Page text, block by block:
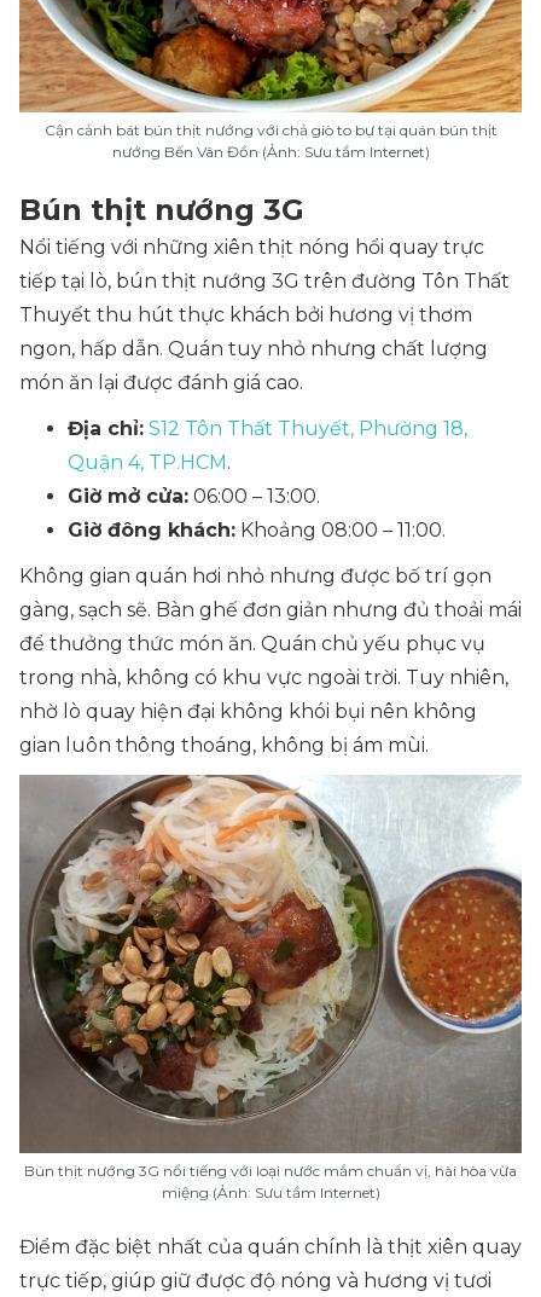
Cận cảnh bát bún thịt nướng với chả giò to bự tại quán bún thịt
nướng Bến Vân Đồn (Ảnh: Sưu tầm Internet)
Bún thịt nướng 3G
Nổi tiếng với những xiên thịt nóng hổi quay trực
tiếp tại lò, bún thịt nướng 3G trên đường Tôn Thất
Thuyết thu hút thực khách bởi hương vị thơm
ngon, hấp dẫn. Quán tuy nhỏ nhưng chất lượng
món ăn lại được đánh giá cao.
Địa chỉ: S12 Tôn Thất Thuyết, Phường 18,
Quận 4, TP.HCM.
Giờ mở cửa: 06:00 – 13:00.
Giờ đông khách: Khoảng 08:00 – 11:00.
Không gian quán hơi nhỏ nhưng được bố trí gọn
gàng, sạch sẽ. Bàn ghế đơn giản nhưng đủ thoải mái
để thưởng thức món ăn. Quán chủ yếu phục vụ
trong nhà, không có khu vực ngoài trời. Tuy nhiên,
nhờ lò quay hiện đại không khói bụi nên không
gian luôn thông thoáng, không bị ám mùi.
Bún thịt nướng 3G nổi tiếng với loại nước mắm chuẩn vị, hài hòa vừa
miệng (Ảnh: Sưu tầm Internet)
Điểm đặc biệt nhất của quán chính là thịt xiên quay
trực tiếp, giúp giữ được độ nóng và hương vị tươi